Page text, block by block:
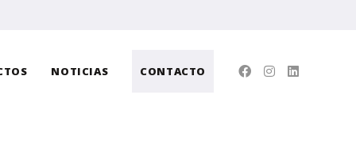
NOTICIAS CONTACTO